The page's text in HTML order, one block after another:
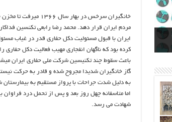
خانگیران سرخس در بهار
مردم ایران قرار دهد. محمد رضا رابعی تکنسین
ایران با قبول مسئولیت دکل حفاری قدر در غیاب
کرده بود که ناگهان انفجاری مهیب فعالیت دکل حفاری
باعث سقوط چند تکنیسین شرکت ملی حفاری ایران
گاز خانگیران شدیدا مجروح شده و قادر به حرکت
به دلیل شدت جراحات با پرواز مستقیم به
اما متاسفانه چهل روز بعد و پس از تحمل درد
شهادت می رسد.
مالکان اراضی شاهنامه ۳۵